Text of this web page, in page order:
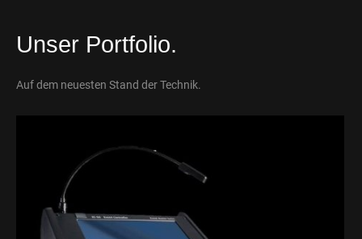
Unser Portfolio.
Auf dem neuesten Stand der Technik.